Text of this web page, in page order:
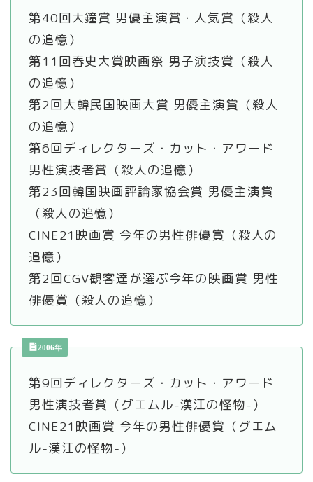
第40回大鐘賞 男優主演賞・人気賞（殺人
の追憶）
第11回春史大賞映画祭 男子演技賞（殺人
の追憶）
第2回大韓民国映画大賞 男優主演賞（殺人
の追憶）
第6回ディレクターズ・カット・アワード
男性演技者賞（殺人の追憶）
第23回韓国映画評論家協会賞 男優主演賞
（殺人の追憶）
CINE21映画賞 今年の男性俳優賞（殺人の
追憶）
第2回CGV観客達が選ぶ今年の映画賞 男性
俳優賞（殺人の追憶）
2006年
第9回ディレクターズ・カット・アワード
男性演技者賞（グエムル-漢江の怪物-）
CINE21映画賞 今年の男性俳優賞（グエム
ル-漢江の怪物-）